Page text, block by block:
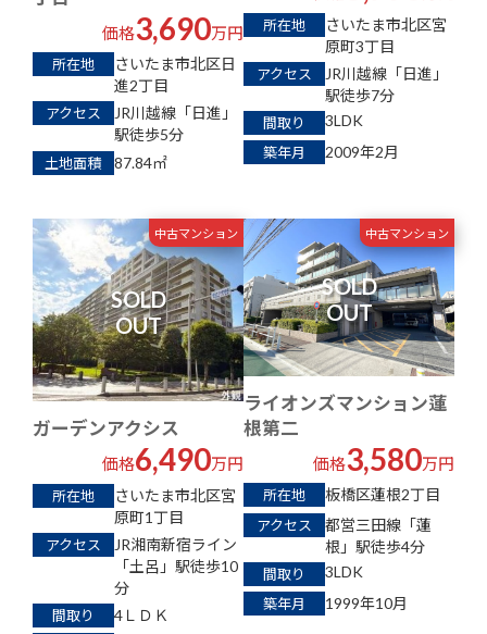
価格3,690万円
所在地
さいたま市北区日
進2丁目
アクセス
JR川越線「日進」
駅徒歩5分
土地面積 87.84㎡
所在地
さいたま市北区宮
原町3丁目
アクセス
JR川越線「日進」
駅徒歩7分
間取り 3LDK
築年月 2009年2月
SOLD
OUT
中古マンション
ガーデンアクシス
価格6,490万円
所在地
さいたま市北区宮
原町1丁目
アクセス
JR湘南新宿ライン
「土呂」駅徒歩10
分
間取り 4ＬＤＫ
SOLD
OUT
中古マンション
ライオンズマンション蓮
根第二
価格3,580万円
所在地 板橋区蓮根2丁目
アクセス
都営三田線「蓮
根」駅徒歩4分
間取り 3LDK
築年月 1999年10月